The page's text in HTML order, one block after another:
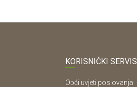
KORISNIČKI SERVIS
Opći uvjeti poslovanja